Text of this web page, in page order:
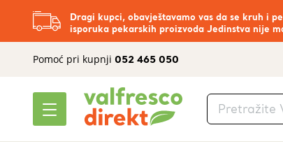
Dragi kupci, obavještavamo vas da se kruh i
isporuka pekarskih proizvoda Jedinstva nije
Pomoć pri kupnji 052 465 050